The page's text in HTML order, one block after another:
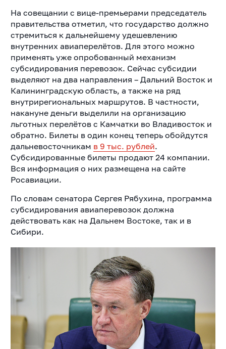
На совещании с вице-премьерами председатель
правительства отметил, что государство должно
стремиться к дальнейшему удешевлению
внутренних авиаперелётов. Для этого можно
применять уже опробованный механизм
субсидирования перевозок. Сейчас субсидии
выделяют на два направления – Дальний Восток и
Калининградскую область, а также на ряд
внутрирегиональных маршрутов. В частности,
накануне деньги выделили на организацию
льготных перелётов с Камчатки во Владивосток и
обратно. Билеты в один конец теперь обойдутся
дальневосточникам в 9 тыс. рублей.
Субсидированные билеты продают 24 компании.
Вся информация о них размещена на сайте
Росавиации.
По словам сенатора Сергея Рябухина, программа
субсидирования авиаперевозок должна
действовать как на Дальнем Востоке, так и в
Сибири.